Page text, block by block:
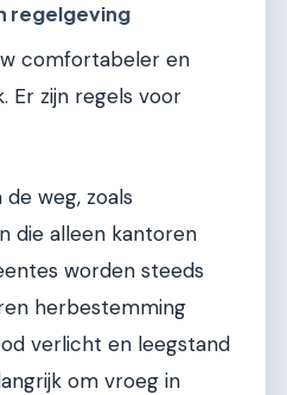
regelgeving
comfortabeler en
Er zijn regels voor
weg, zoals
die alleen kantoren
worden steeds
herbestemming
verlicht en leegstand
om vroeg in